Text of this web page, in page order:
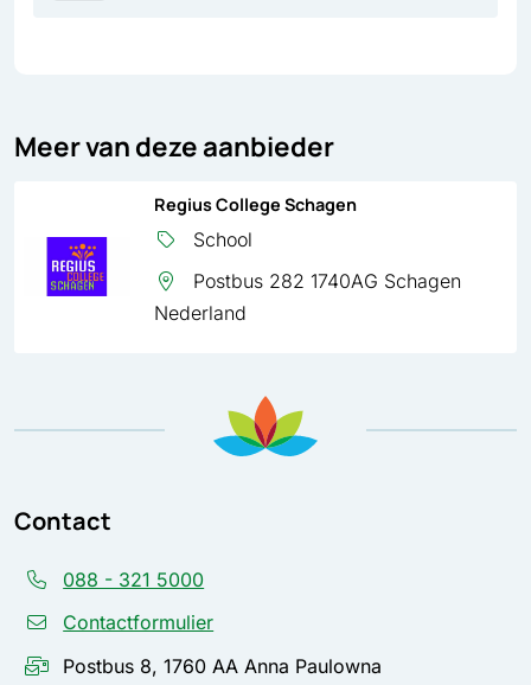
Meer van deze aanbieder
Regius College Schagen
School
Postbus 282 1740AG Schagen
Nederland
Contact
088 - 321 5000
Contactformulier
Postbus 8, 1760 AA Anna Paulowna